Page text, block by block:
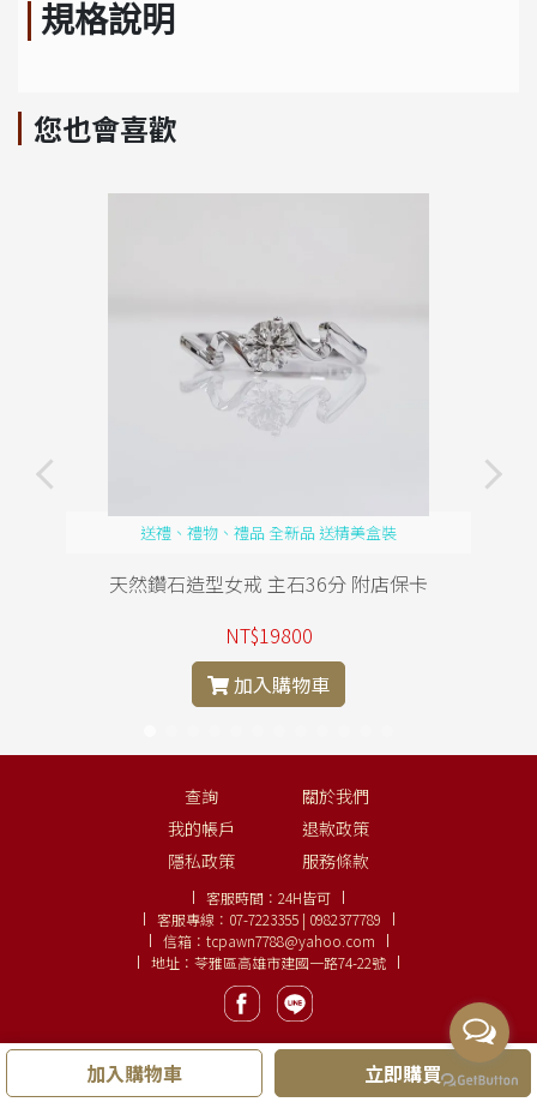
加入購物車 立即購買
規格說明
您也會喜歡
送禮、禮物、禮品 全新品 送精美盒裝
天然鑽石造型女戒 主石36分 附店保卡
NT$19800
加入購物車
查詢
關於我們
我的帳戶
退款政策
隱私政策
服務條款
客服時間： 24H皆可
客服專線： 07-7223355 | 0982377789
信箱： tcpawn7788@yahoo.com
地址：苓雅區高雄市建國一路74-22號
Copyright ©大眾名錶、鑽石線上購 0982377789.